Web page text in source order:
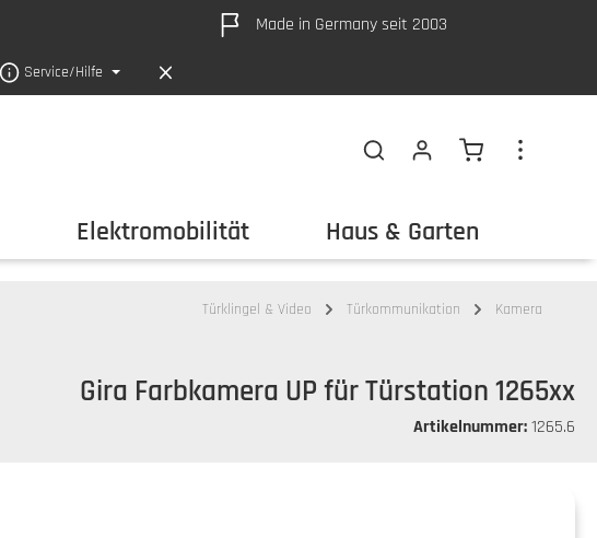
Made in Germany seit 2003
Service/Hilfe
Warenkorb
Elektromobilität Haus & Garten
Türklingel & Video Türkommunikation Kamera
Gira Farbkamera UP für Türstation 1265xx
Artikelnummer:1265.6